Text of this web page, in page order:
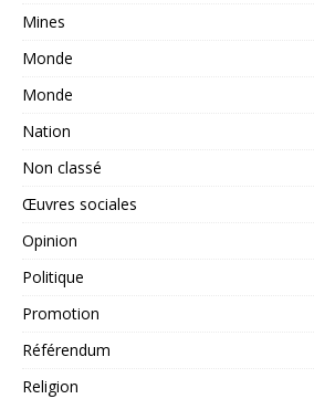
Mines
Monde
Monde
Nation
Non classé
Œuvres sociales
Opinion
Politique
Promotion
Référendum
Religion